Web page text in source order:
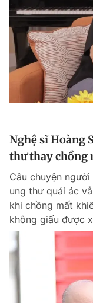
Nghệ sĩ Hoàng
thư thay chồng
Câu chuyện
ung thư quái ác
khi chồng mất
không giấu được